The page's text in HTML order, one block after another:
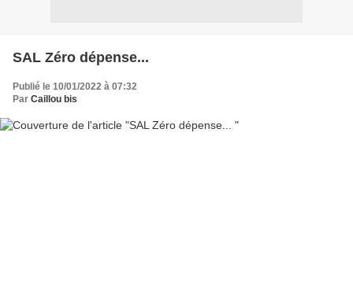
SAL Zéro dépense...
Publié le 10/01/2022 à 07:32
Par Caillou bis